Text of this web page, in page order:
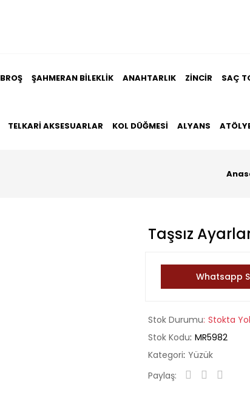
BROŞ ŞAHMERAN BILEKLIK ANAHTARLIK ZINCIR SAÇ
TELKARI AKSESUARLAR KOL DÜĞMESI ALYANS
Taşsız
Whatsapp
Stok Durumu Stokta
Stok Kodu MR5982
Kategori Yüzük
Paylaş: